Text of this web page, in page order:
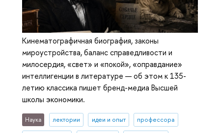
Кинематографичная биография, законы
мироустройства, баланс справедливости и
милосердия, «свет» и «покой», «оправдание»
интеллигенции в литературе — об этом к 135-
летию классика пишет бренд-медиа Высшей
школы экономики.
Наука лектории идеи и опыт профессора